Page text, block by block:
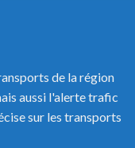
de la région
aussi l'alerte trafic
sur les transports